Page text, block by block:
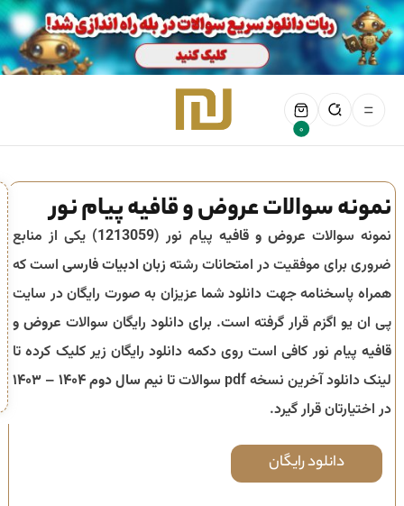
0
نمونه سوالات عروض و قافیه پیام نور
نمونه سوالات عروض و قافیه پیام نور (1213059) یکی از منابع
ضروری برای موفقیت در امتحانات رشته زبان ادبیات فارسی است که
همراه پاسخنامه جهت دانلود شما عزیزان به صورت رایگان در سایت
پی ان یو اگزم قرار گرفته است. برای دانلود رایگان سوالات عروض و
قافیه پیام نور کافی است روی دکمه دانلود رایگان زیر کلیک کرده تا
لینک دانلود آخرین نسخه pdf سوالات تا
نیم سال دوم ۱۴۰۴ – ۱۴۰۳
در اختیارتان قرار گیرد.
دانلود رایگان